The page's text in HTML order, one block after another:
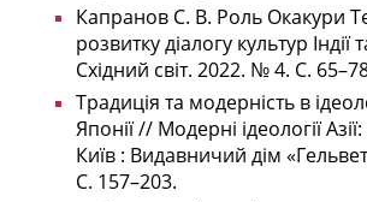
Капранов С. В. Роль Окакури
розвитку діалогу культур Індії
Східний світ. 2022. №4. C. 65–
Традиція та модерність в
Японії // Модерні ідеології
Київ : Видавничий дім
С. 157–203.